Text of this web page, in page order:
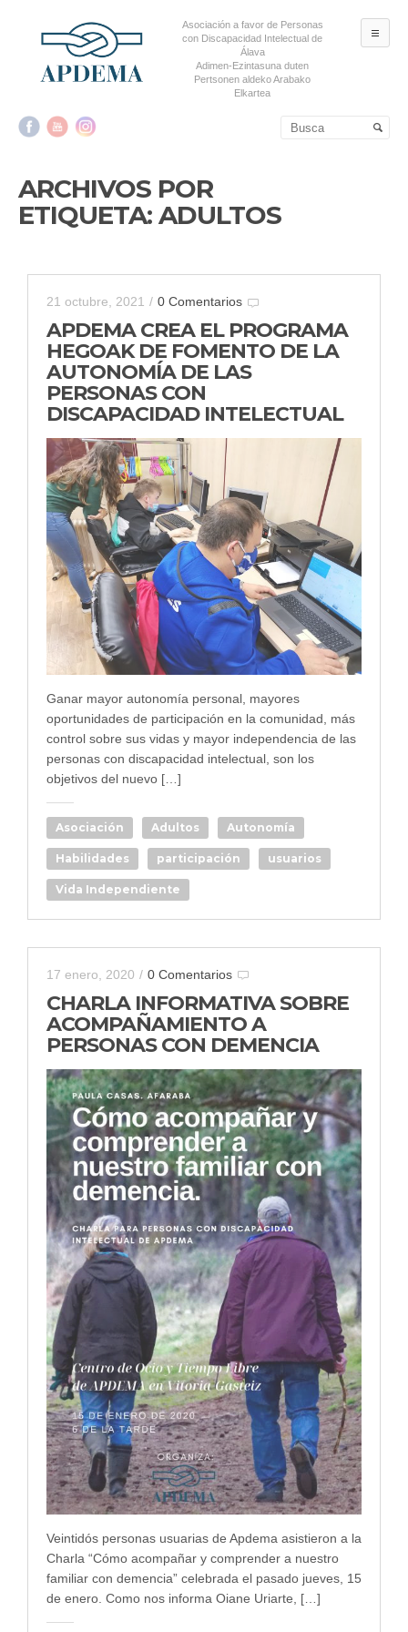
Asociación a favor de Personas
con Discapacidad Intelectual de
Álava
Adimen-Ezintasuna duten
Pertsonen aldeko Arabako
Elkartea
secundario
ARCHIVOS POR
ETIQUETA: ADULTOS
21 octubre, 2021 / 0 Comentarios
APDEMA CREA EL PROGRAMA
HEGOAK DE FOMENTO DE LA
AUTONOMÍA DE LAS
PERSONAS CON
DISCAPACIDAD INTELECTUAL
Ganar mayor autonomía personal, mayores
oportunidades de participación en la comunidad, más
control sobre sus vidas y mayor independencia de las
personas con discapacidad intelectual, son los
objetivos del nuevo […]
Asociación Adultos Autonomía
Habilidades participación usuarios
Vida Independiente
17 enero, 2020 / 0 Comentarios
CHARLA INFORMATIVA SOBRE
ACOMPAÑAMIENTO A
PERSONAS CON DEMENCIA
Veintidós personas usuarias de Apdema asistieron a la
Charla “Cómo acompañar y comprender a nuestro
familiar con demencia” celebrada el pasado jueves, 15
de enero. Como nos informa Oiane Uriarte, […]